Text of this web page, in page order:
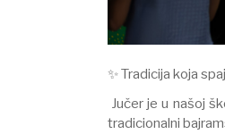
✨ Tradicija koja
Jučer je u našoj
tradicionalni